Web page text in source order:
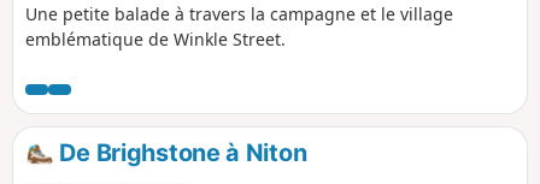
Une petite balade à travers la campagne et le village
emblématique de Winkle Street.
De Brighstone à Niton